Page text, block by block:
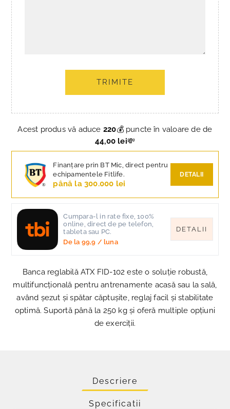
TRIMITE
Acest produs vă aduce 220💰 puncte în valoare de de
44,00 lei💸
Finanțare prin BT Mic, direct pentru
echipamentele Fitlife.
până la 300.000 lei
DETALII
Cumpara-l in rate fixe, 100%
online, direct de pe telefon,
tableta sau PC.
De la 99,9 / luna
DETALII
Banca reglabilă ATX FID-102 este o soluție robustă,
multifuncțională pentru antrenamente acasă sau la sală,
având șezut și spătar căptușite, reglaj facil și stabilitate
optimă. Suportă până la 250 kg și oferă multiple opțiuni
de exerciții.
Descriere
Specificatii